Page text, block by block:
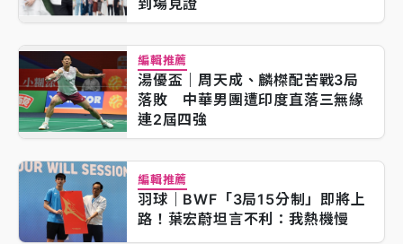
編輯推薦
湯優盃｜周天成、麟榤配苦戰3局
落敗 中華男團遭印度直落三無緣
連2屆四強
編輯推薦
羽球｜BWF「3局15分制」即將上
路！葉宏蔚坦言不利：我熱機慢